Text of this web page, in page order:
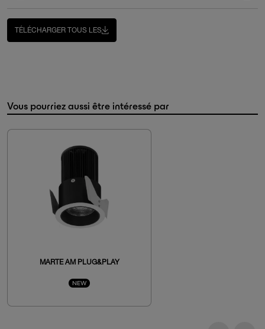
TÉLÉCHARGER TOUS LES
Vous pourriez aussi être intéressé par
MARTE AM PLUG&PLAY
NEW